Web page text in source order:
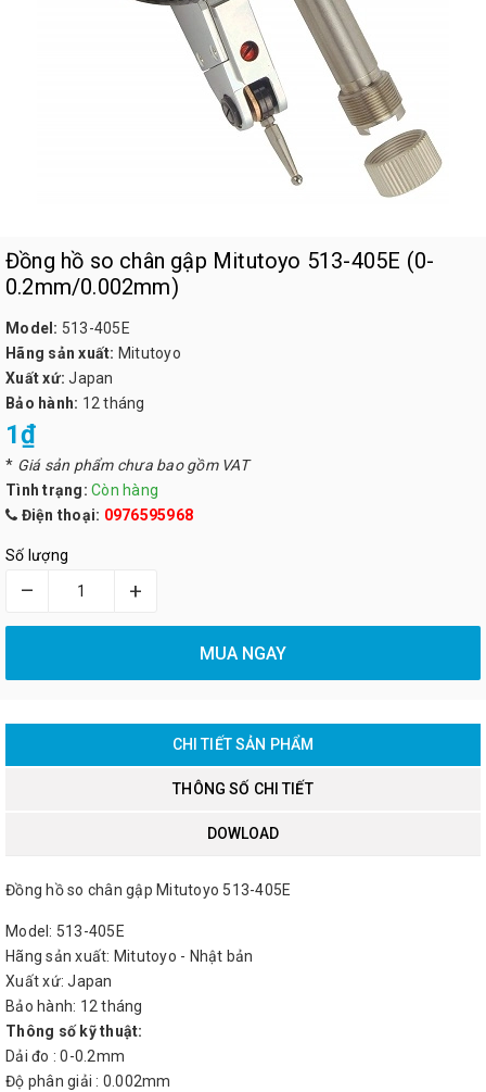
Đồng hồ so chân gập Mitutoyo 513-405E (0-
0.2mm/0.002mm)
Model: 513-405E
Hãng sản xuất: Mitutoyo
Xuất xứ: Japan
Bảo hành: 12 tháng
1₫
* Giá sản phẩm chưa bao gồm VAT
Tình trạng: Còn hàng
Điện thoại: 0976595968
Số lượng
– +
MUA NGAY
CHI TIẾT SẢN PHẨM
THÔNG SỐ CHI TIẾT
DOWLOAD
Đồng hồ so chân gập Mitutoyo 513-405E
Model: 513-405E
Hãng sản xuất: Mitutoyo - Nhật bản
Xuất xứ: Japan
Bảo hành: 12 tháng
Thông số kỹ thuật:
Dải đo : 0-0.2mm
Độ phân giải : 0.002mm